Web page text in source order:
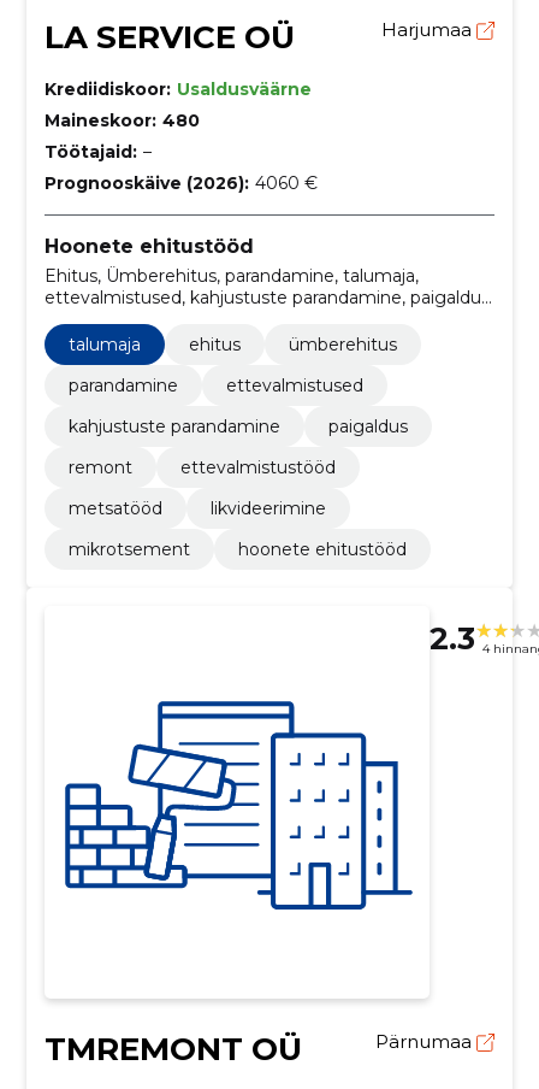
LA SERVICE OÜ Harjumaa
Krediidiskoor: Usaldusväärne
Maineskoor: 480
Töötajaid: –
Prognooskäive (2026): 4060 €
Hoonete ehitustööd
Ehitus, Ümberehitus, parandamine, talumaja,
ettevalmistused, kahjustuste parandamine, paigaldus,
remont, ettevalmistustööd, metsatööd
talumaja
ehitus
ümberehitus
parandamine
ettevalmistused
kahjustuste parandamine
paigaldus
remont
ettevalmistustööd
metsatööd
likvideerimine
mikrotsement
hoonete ehitustööd
2.3 4
TMREMONT OÜ Pärnumaa